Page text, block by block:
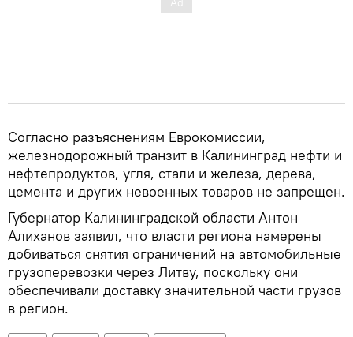
Согласно разъяснениям Еврокомиссии,
железнодорожный транзит в Калининград нефти и
нефтепродуктов, угля, стали и железа, дерева,
цемента и других невоенных товаров не запрещен.
Губернатор Калининградской области Антон
Алиханов заявил, что власти региона намерены
добиваться снятия ограничений на автомобильные
грузоперевозки через Литву, поскольку они
обеспечивали доставку значительной части грузов
в регион.